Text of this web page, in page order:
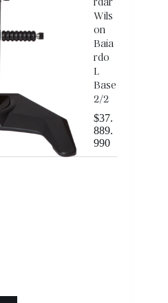
Wils
on
Baia
rdo
L
Base
2/2
$37.
889.
990